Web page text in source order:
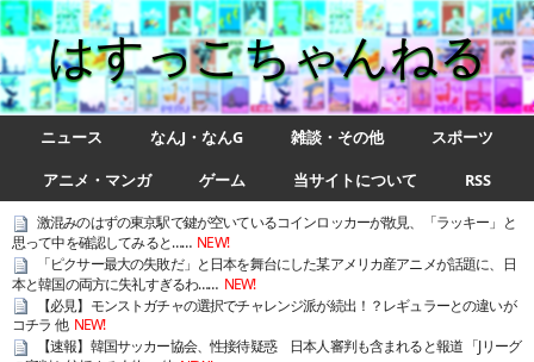
はすっこちゃんねる
ニュース なんJ・なんG 雑談・その他
スポーツ
アニメ・マンガ
ゲーム 当サイトについて RSS
激混みのはずの東京駅で鍵が空いているコインロッカーが散見、「ラッキー」と
思って中を確認してみると…… NEW!
「ピクサー最大の失敗だ」と日本を舞台にした某アメリカ産アニメが話題に、日
本と韓国の両方に失礼すぎるわ…… NEW!
【必見】モンストガチャの選択でチャレンジ派が続出！？レギュラーとの違いが
コチラ 他 NEW!
【速報】韓国サッカー協会、性接待疑惑 日本人審判も含まれると報道 「Jリーグ